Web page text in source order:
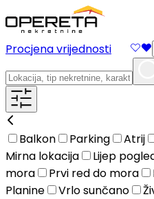
Procjena vrijednosti
Balkon Parking Atrij
Mirna lokacija
Lijep
mora
Prvi red do mora
Planine
Vrlo sunčano